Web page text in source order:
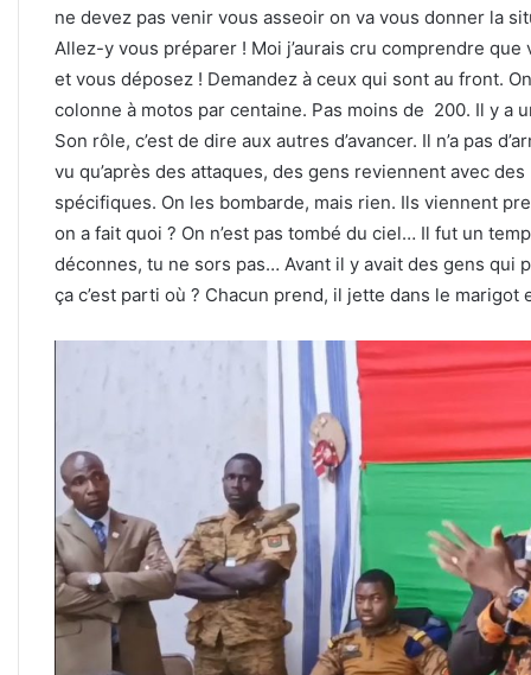
ne devez pas venir vous asseoir on va vous donner la
Allez-y vous préparer ! Moi j’aurais cru comprendre
et vous déposez ! Demandez à ceux qui sont au front.
colonne à motos par centaine. Pas moins de 200. Il y a
Son rôle, c’est de dire aux autres d’avancer. Il n’a pas
vu qu’après des attaques, des gens reviennent avec
spécifiques. On les bombarde, mais rien. Ils viennent
on a fait quoi ? On n’est pas tombé du ciel… Il fut un
déconnes, tu ne sors pas… Avant il y avait des gens qui
ça c’est parti où ? Chacun prend, il jette dans le